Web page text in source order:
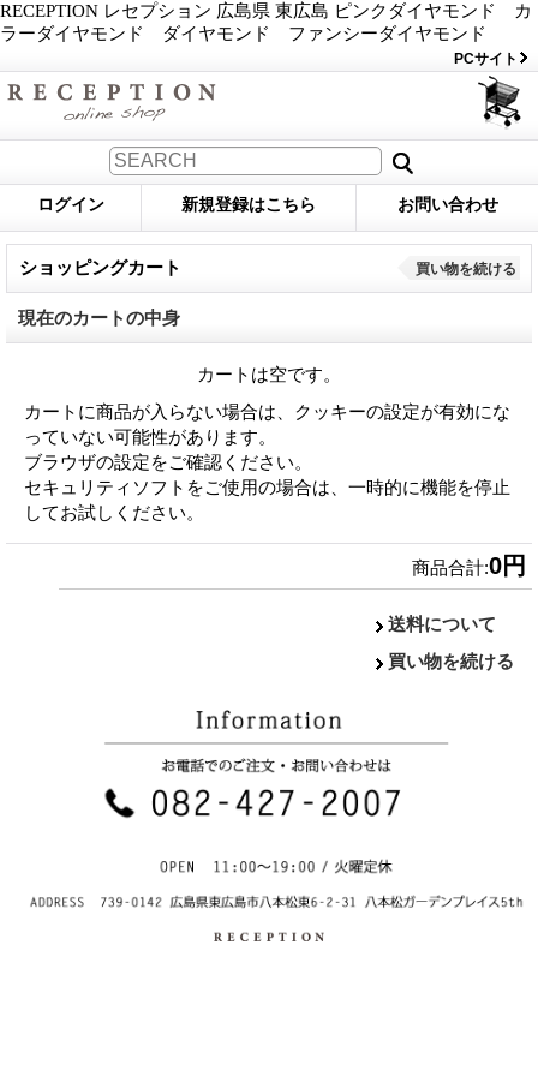
RECEPTION レセプション 広島県 東広島 ピンクダイヤモンド カ
ラーダイヤモンド ダイヤモンド ファンシーダイヤモンド
PCサイト
ログイン 新規登録はこちら お問い合わせ
ショッピングカート 買い物を続ける
現在のカートの中身
カートは空です。
カートに商品が入らない場合は、クッキーの設定が有効にな
っていない可能性があります。
ブラウザの設定をご確認ください。
セキュリティソフトをご使用の場合は、一時的に機能を停止
してお試しください。
商品合計:0円
送料について
買い物を続ける